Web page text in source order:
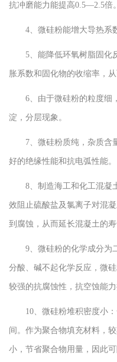
抗冲磨能力能提高0.5—2.5倍。
4、微硅粉能增大导热系数
5、能降低环氧树脂固化
胀系数和固化物的收缩率，
6、由于微硅粉的粒度细
淀，分层现象。
7、微硅粉质纯，杂质含量
好的绝缘性能和抗电弧性能。
8、制造海工和化工混凝
效阻止硫酸盐及氯离子对混
到腐蚀，从而延长混凝土的寿
9、微硅粉的化学成分为二
分酸、碱不起化学反应，微
较强的抗腐蚀性，抗空蚀能
10、微硅粉堆积密度小：
间。作为聚合物填充材料，
小，节省聚合物用量，因此可